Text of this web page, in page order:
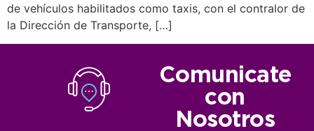
de vehículos habilitados como taxis, con el contralor de
la Dirección de Transporte, […]
Comunicate
con
Nosotros